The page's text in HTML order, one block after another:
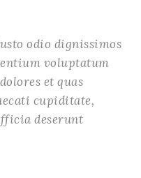
odio dignissimos
voluptatum
et quas
cupiditate,
deserunt